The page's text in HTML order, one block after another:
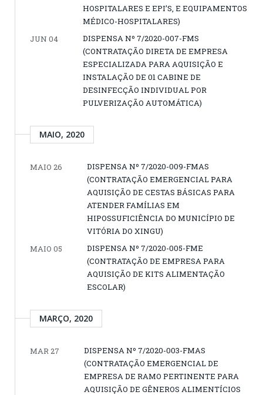
HOSPITALARES E EPI’S, E EQUIPAMENTOS
MÉDICO-HOSPITALARES)
JUN 04
DISPENSA Nº 7/2020-007-FMS
(CONTRATAÇÃO DIRETA DE EMPRESA
ESPECIALIZADA PARA AQUISIÇÃO E
INSTALAÇÃO DE 01 CABINE DE
DESINFECÇÃO INDIVIDUAL POR
PULVERIZAÇÃO AUTOMÁTICA)
MAIO, 2020
MAIO 26
DISPENSA Nº 7/2020-009-FMAS
(CONTRATAÇÃO EMERGENCIAL PARA
AQUISIÇÃO DE CESTAS BÁSICAS PARA
ATENDER FAMÍLIAS EM
HIPOSSUFICIÊNCIA DO MUNICÍPIO DE
VITÓRIA DO XINGU)
MAIO 05
DISPENSA Nº 7/2020-005-FME
(CONTRATAÇÃO DE EMPRESA PARA
AQUISIÇÃO DE KITS ALIMENTAÇÃO
ESCOLAR)
MARÇO, 2020
MAR 27
DISPENSA Nº 7/2020-003-FMAS
(CONTRATAÇÃO EMERGENCIAL DE
EMPRESA DE RAMO PERTINENTE PARA
AQUISIÇÃO DE GÊNEROS ALIMENTÍCIOS